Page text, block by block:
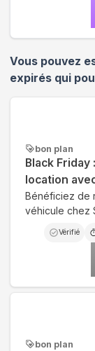
Vous pouvez
expirés qui
bon plan
Black
location
Bénéficiez de
véhicule chez
Vérifié
bon plan